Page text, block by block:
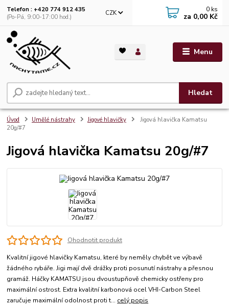
Menu
CZK
Hledat
Telefon : +420 774 912 435
(Po-Pá, 9:00-17:00 hod.)
0 ks
za 0,00 Kč
Úvod Umělé nástrahy Jigové hlavičky
Jigová hlavička Kamatsu
20g/#7
Jigová hlavička Kamatsu 20g/#7
Ohodnotit produkt
Kvalitní jigové hlavičky Kamatsu, které by neměly chybět ve výbavě
žádného rybáře. Jigi mají dvě drážky proti posunutí nástrahy a přesnou
gramáž. Háčky KAMATSU jsou dvoustupňově chemicky ostřeny pro
maximální ostrost. Extra kvalitní karbonová ocel VHI-Carbon Steel
zaručuje maximální odolnost proti t... celý popis